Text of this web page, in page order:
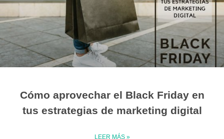
Cómo aprovechar el Black Friday en
tus estrategias de marketing digital
LEER MÁS »